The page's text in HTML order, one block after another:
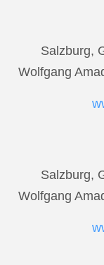
Salzburg,
Wolfgang
Salzburg,
Wolfgang